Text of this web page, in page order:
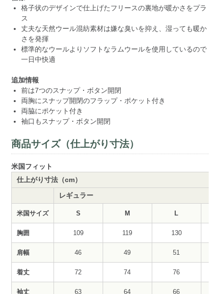
格子状のデザインで仕上げたフリースの裏地が暖かさをプラ
ス
丈夫な天然ウール混紡素材は嫌な臭いを抑え、湿っても暖か
さを発揮
標準的なウールよりソフトなラムウールを使用しているので
一日中快適
追加情報
前は7つのスナップ・ボタン開閉
両胸にスナップ開閉のフラップ・ポケット付き
両脇にポケット付き
袖口もスナップ・ボタン開閉
商品サイズ（仕上がり寸法）
米国フィット
仕上がり寸法（cm）
レギュラー
米国サイズ S M L
胸囲 109 119 130
肩幅 46 49 51
着丈 72 74 76
袖丈 63 64 66